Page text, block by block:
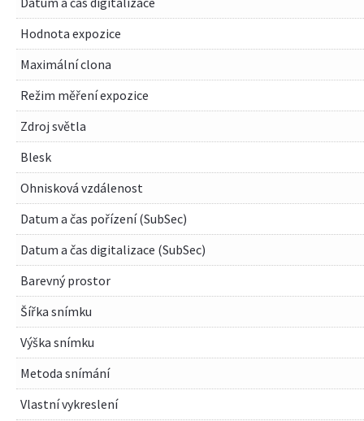
Hodnota expozice
Maximální clona
Režim měření expozice
Zdroj světla
Blesk
Ohnisková vzdálenost
Datum a čas pořízení (SubSec)
Datum a čas digitalizace (SubSec)
Barevný prostor
Šířka snímku
Výška snímku
Metoda snímání
Vlastní vykreslení